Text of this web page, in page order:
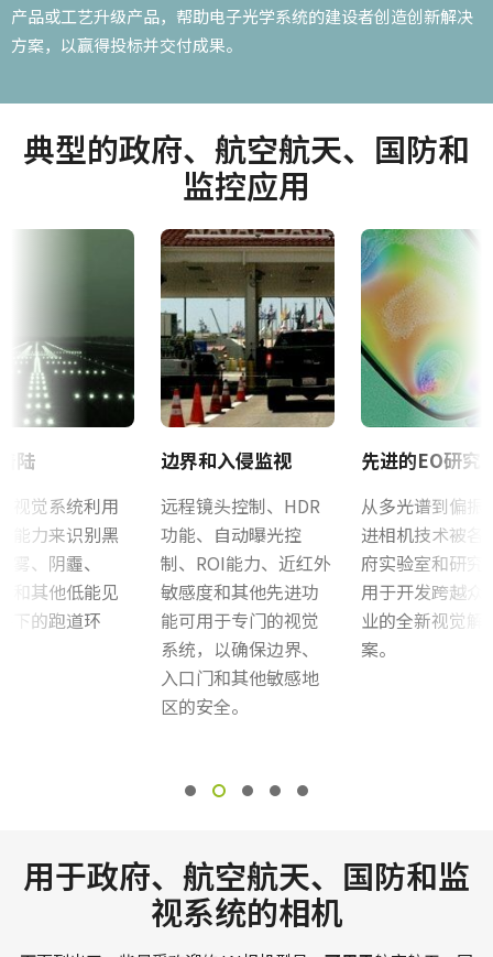
产品或工艺升级产品，帮助电子光学系统的建设者创造创新解决
方案，以赢得投标并交付成果。
典型的政府、航空航天、国防和
监控应用
陆
视觉系统利用
能力来识别黑
雾、阴霾、
和其他低能见
下的跑道环
边界和入侵监视
远程镜头控制、HDR
功能、自动曝光控
制、ROI能力、近红外
敏感度和其他先进功
能可用于专门的视觉
系统，以确保边界、
入口门和其他敏感地
区的安全。
先进的EO研究
从多光谱到偏振
进相机技术被各
府实验室和研究
用于开发跨越众
业的全新视觉解
案。
用于政府、航空航天、国防和监
视系统的相机